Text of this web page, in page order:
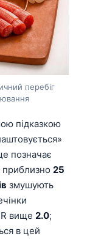
перебіг
підказкою
позначає
25
змушують
вище 2.0;
в цей